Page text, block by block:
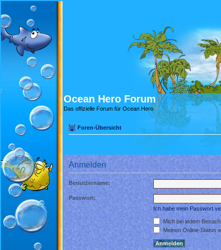
Ocean Hero Forum
Das offizielle Forum für Ocean Hero
Foren-Übersicht
Anmelden
Benutzername:
Passwort:
Ich habe mein Passwort
Mich bei jedem
Meinen Online-Status